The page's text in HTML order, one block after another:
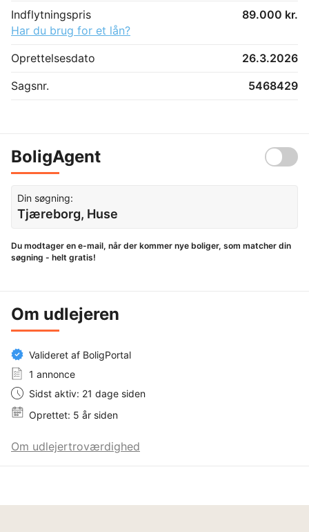
Indflytningspris
89.000 kr.
Har du brug for et lån?
Oprettelsesdato
26.3.2026
Sagsnr.
5468429
BoligAgent
Din søgning:
Tjæreborg, Huse
Du modtager en e-mail, når der kommer nye boliger, som matcher din
søgning - helt gratis!
Om udlejeren
Valideret af BoligPortal
1 annonce
Sidst aktiv: 21 dage siden
Oprettet: 5 år siden
Om udlejertroværdighed